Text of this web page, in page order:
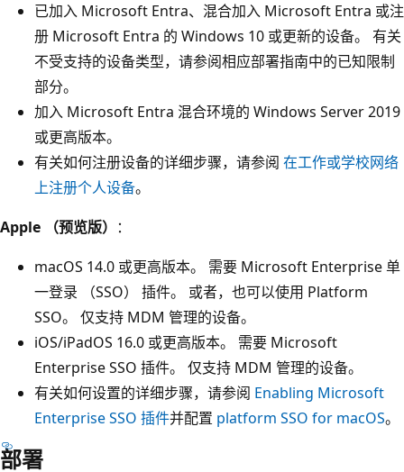
已加入 Microsoft Entra、混合加入 Microsoft Entra 或注
册 Microsoft Entra 的 Windows 10 或更新的设备。 有关
不受支持的设备类型，请参阅相应部署指南中的已知限制
部分。
加入 Microsoft Entra 混合环境的 Windows Server 2019
或更高版本。
有关如何注册设备的详细步骤，请参阅 在工作或学校网络
上注册个人设备。
Apple （预览版） ：
macOS 14.0 或更高版本。 需要 Microsoft Enterprise 单
一登录 （SSO） 插件。 或者，也可以使用 Platform
SSO。 仅支持 MDM 管理的设备。
iOS/iPadOS 16.0 或更高版本。 需要 Microsoft
Enterprise SSO 插件。 仅支持 MDM 管理的设备。
有关如何设置的详细步骤，请参阅 Enabling Microsoft
Enterprise SSO 插件并配置 platform SSO for macOS。
部署